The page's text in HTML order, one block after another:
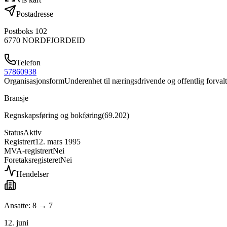
Postadresse
Postboks 102
6770 NORDFJORDEID
Telefon
57860938
OrganisasjonsformUnderenhet til næringsdrivende og offentlig
Bransje
Regnskapsføring og bokføring(69.202)
StatusAktiv
Registrert12. mars 1995
MVA-registrertNei
ForetaksregisteretNei
Hendelser
Ansatte: 8 → 7
12. juni